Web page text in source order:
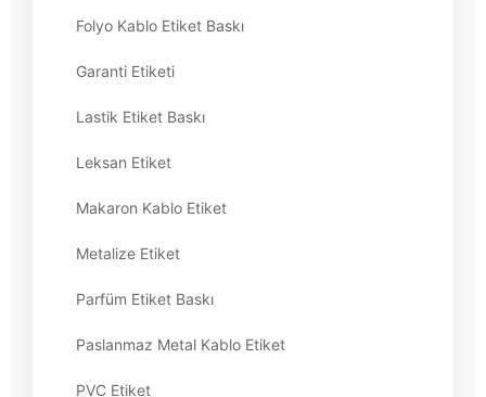
Folyo Kablo Etiket Baskı
Garanti Etiketi
Lastik Etiket Baskı
Leksan Etiket
Makaron Kablo Etiket
Metalize Etiket
Parfüm Etiket Baskı
Paslanmaz Metal Kablo Etiket
PVC Etiket